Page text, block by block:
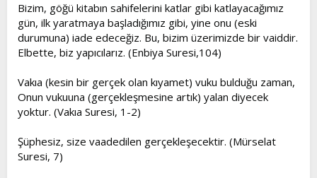
Bizim, göğü kitabın sahifelerini katlar gibi katlayacağımız
gün, ilk yaratmaya başladığımız gibi, yine onu (eski
durumuna) iade edeceğiz. Bu, bizim üzerimizde bir vaiddir.
Elbette, biz yapıcılarız. (Enbiya Suresi,104)
Vakıa (kesin bir gerçek olan kıyamet) vuku bulduğu zaman,
Onun vukuuna (gerçekleşmesine artık) yalan diyecek
yoktur. (Vakıa Suresi, 1-2)
Şüphesiz, size vaadedilen gerçekleşecektir. (Mürselat
Suresi, 7)